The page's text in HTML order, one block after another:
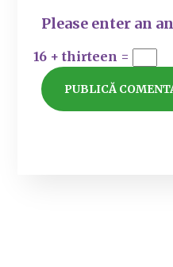
Please enter an
16 + thirteen =